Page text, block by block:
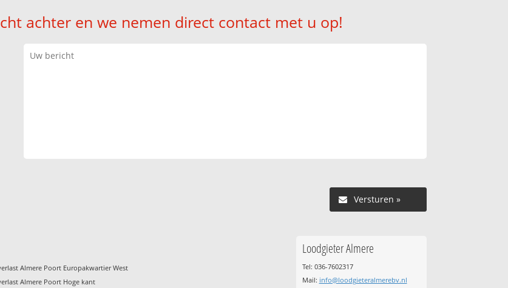
achter en we nemen direct contact met u op!
Versturen »
Almere Poort Europakwartier West
Almere Poort Hoge kant
Loodgieter Almere
Tel: 036-7602317
Mail: info@loodgieteralmerebv.nl